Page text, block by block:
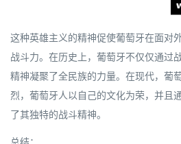
这种英雄主义的精神促使葡萄牙在面对
战斗力。在历史上，葡萄牙不仅仅通过
精神凝聚了全民族的力量。在现代，葡
烈，葡萄牙人以自己的文化为荣，并且
了其独特的战斗精神。